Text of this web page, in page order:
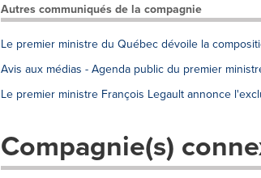
Autres communiqués de la compagnie
Le premier ministre du Québec dévoile la
Avis aux médias - Agenda public du premier
Le premier ministre François Legault annonce
Compagnie(s)